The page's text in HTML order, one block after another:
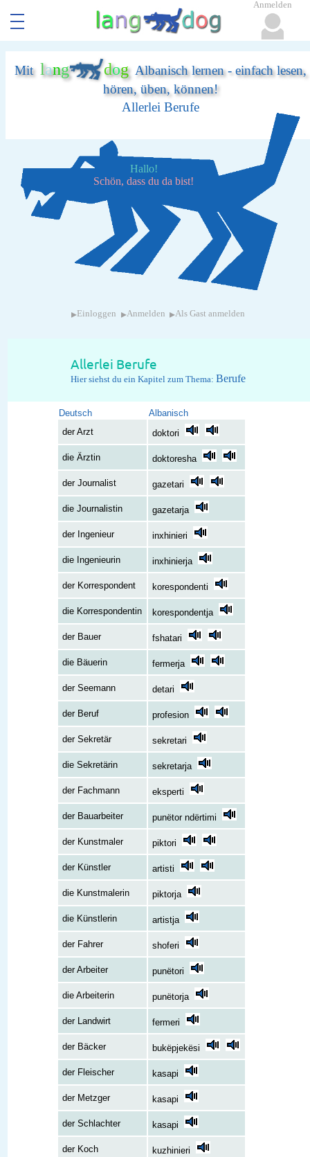
Mit lang dogAlbanisch lernen - einfach lesen,
hören, üben, können!
Allerlei Berufe
Hallo!
Schön, dass du da bist!
▸ Einloggen ▸Anmelden ▸Als Gast anmelden
Allerlei Berufe
Hier siehst du ein Kapitel zum Thema: Berufe
Deutsch
Albanisch
der Arzt
doktori
die Ärztin doktoresha
der Journalist gazetari
die Journalistin gazetarja
der Ingenieur inxhinieri
die Ingenieurin inxhinierja
der Korrespondent korespondenti
die Korrespondentin korespondentja
der Bauer fshatari
die Bäuerin fermerja
der Seemann detari
der Beruf profesion
der Sekretär sekretari
die Sekretärin sekretarja
der Fachmann eksperti
der Bauarbeiter punëtor ndërtimi
der Kunstmaler piktori
der Künstler artisti
die Kunstmalerin piktorja
die Künstlerin artistja
der Fahrer shoferi
der Arbeiter punëtori
die Arbeiterin punëtorja
der Landwirt fermeri
der Bäcker bukëpjekësi
der Fleischer kasapi
der Metzger kasapi
der Schlachter kasapi
der Koch kuzhinieri
Anmelden